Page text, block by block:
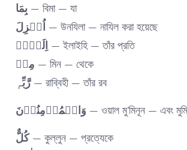
بِمَا— বিমা — যা
اُنۡزِلَ — উনযিলা — নাযিল করা হয়েছে
اِلَیۡہِ — ইলাইহি — তাঁর প্রতি
مِنۡ — মিন — থেকে
رَّبِّہٖ— রাব্বিহী — তাঁর রব
وَالۡمُؤۡمِنُوۡنَ — ওয়াল মু’মিনূন — এবং
کُلٌّ— কুল্লুন — প্রত্যেকে